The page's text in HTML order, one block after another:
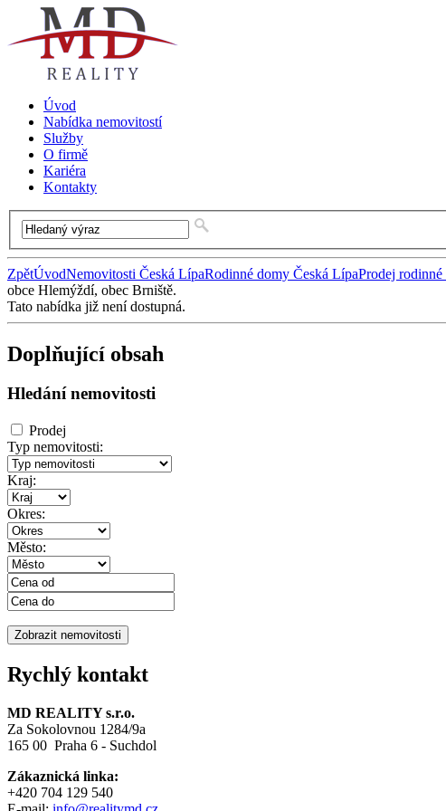
Úvod
Nabídka nemovitostí
Služby
O firmě
Kariéra
Kontakty
ZpětÚvodNemovitosti Česká LípaRodinné domy Česká LípaProdej
obce Hlemýždí, obec Brniště.
Tato nabídka již není dostupná.
Doplňující obsah
Hledání nemovitosti
Prodej
Typ nemovitosti:
Kraj:
Okres:
Město:
Rychlý kontakt
MD REALITY s.r.o.
Za Sokolovnou 1284/9a
165 00 Praha 6 - Suchdol
Zákaznická linka:
+420 704 129 540